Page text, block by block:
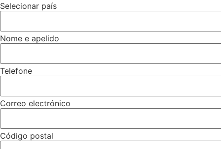
Selecionar país
Nome e apelido
Telefone
Correo electrónico
Código postal